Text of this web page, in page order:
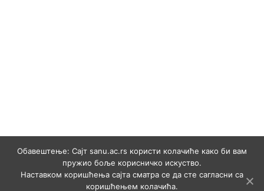
Обавештење: Сајт sanu.ac.rs користи колачиће како би вам
пружио боље корисничко искуство.
Наставком коришћења сајта сматра се да сте сагласни са
коришћењем колачића.